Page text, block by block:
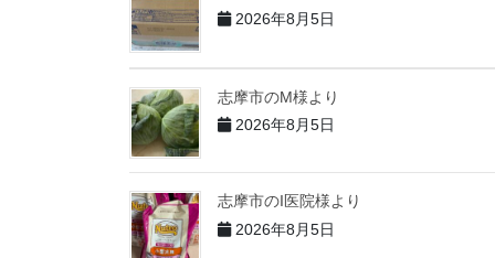
2026年8月5日
志摩市のM様より
2026年8月5日
志摩市のI医院様より
2026年8月5日